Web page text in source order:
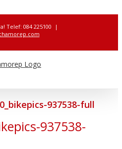
Telef: 084 225100
|
937538-full
937538-